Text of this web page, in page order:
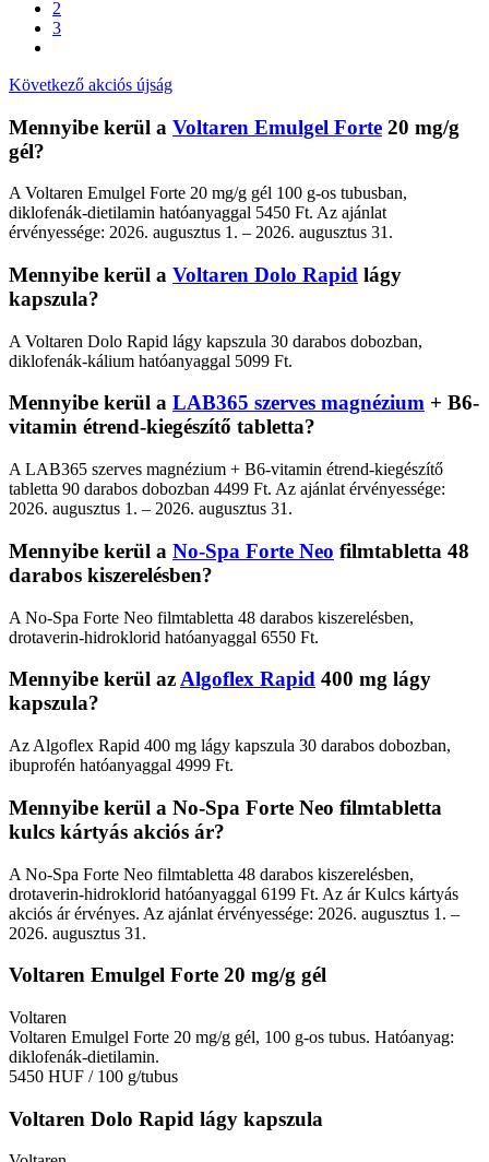
2
3
Következő akciós újság
Mennyibe kerül a Voltaren Emulgel Forte 20 mg/g
gél?
A Voltaren Emulgel Forte 20 mg/g gél 100 g-os tubusban,
diklofenák-dietilamin hatóanyaggal 5450 Ft. Az ajánlat
érvényessége: 2026. augusztus 1. – 2026. augusztus 31.
Mennyibe kerül a Voltaren Dolo Rapid lágy
kapszula?
A Voltaren Dolo Rapid lágy kapszula 30 darabos dobozban,
diklofenák-kálium hatóanyaggal 5099 Ft.
Mennyibe kerül a LAB365 szerves magnézium + B6-
vitamin étrend-kiegészítő tabletta?
A LAB365 szerves magnézium + B6-vitamin étrend-kiegészítő
tabletta 90 darabos dobozban 4499 Ft. Az ajánlat érvényessége:
2026. augusztus 1. – 2026. augusztus 31.
Mennyibe kerül a No-Spa Forte Neo filmtabletta 48
darabos kiszerelésben?
A No-Spa Forte Neo filmtabletta 48 darabos kiszerelésben,
drotaverin-hidroklorid hatóanyaggal 6550 Ft.
Mennyibe kerül azAlgoflex Rapid 400 mg lágy
kapszula?
Az Algoflex Rapid 400 mg lágy kapszula 30 darabos dobozban,
ibuprofén hatóanyaggal 4999 Ft.
Mennyibe kerül a No-Spa Forte Neo filmtabletta
kulcs kártyás akciós ár?
A No-Spa Forte Neo filmtabletta 48 darabos kiszerelésben,
drotaverin-hidroklorid hatóanyaggal 6199 Ft. Az ár Kulcs kártyás
akciós ár érvényes. Az ajánlat érvényessége: 2026. augusztus 1. –
2026. augusztus 31.
Voltaren Emulgel Forte 20 mg/g gél
Voltaren
Voltaren Emulgel Forte 20 mg/g gél, 100 g-os tubus. Hatóanyag:
diklofenák-dietilamin.
5450 HUF / 100 g/tubus
Voltaren Dolo Rapid lágy kapszula